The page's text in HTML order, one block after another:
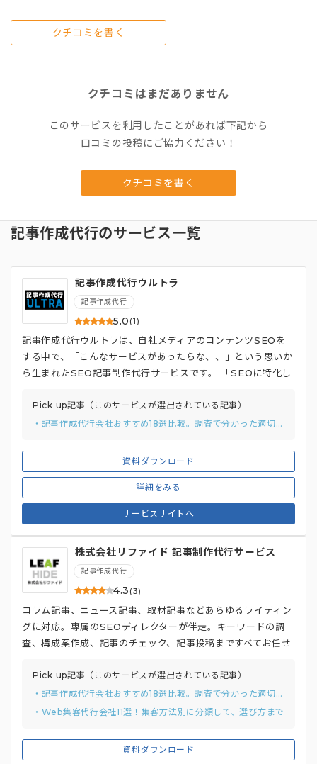
クチコミを書く
クチコミはまだありません
このサービスを利用したことがあれば下記から
口コミの投稿にご協力ください！
クチコミを書く
記事作成代行のサービス一覧
記事作成代行ウルトラ
記事作成代行
5.0 (1)
資料ダウンロード
詳細をみる
サービスサイトへ
記事作成代行ウルトラは、自社メディアのコンテンツSEOを
する中で、「こんなサービスがあったらな、、」という思いか
ら生まれたSEO記事制作代行サービスです。 「SEOに特化し
～）で提供いたします。
Pick up記事（このサービスが選出されている記事）
・記事作成代行会社おすすめ18選比較。調査で分かった適切な費用感と2つの選び方
株式会社リファイド 記事制作代行サービス
記事作成代行
4.3 (3)
資料ダウンロード
コラム記事、ニュース記事、取材記事などあらゆるライティン
グに対応。専属のSEOディレクターが伴走。キーワードの調
査、構成案作成、記事のチェック、記事投稿まですべてお任せ
のお手間少なく、継続的に質が担保された記事を制作いたしま
す。
Pick up記事（このサービスが選出されている記事）
・記事作成代行会社おすすめ18選比較。調査で分かった適切な費用感と2つの選び方
・Web集客代行会社11選！集客方法別に分類して、選び方まで